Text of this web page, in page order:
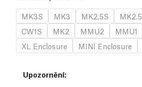
MK3S
MK3 MK2.5S MK2.5
CW1S
MK2 MMU2 MMU1
XL Enclosure
MINI Enclosure
Upozornění: